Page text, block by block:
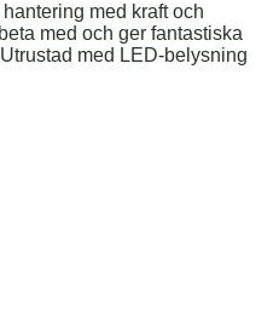
med kraft och
med och ger fantastiska
med LED-belysning